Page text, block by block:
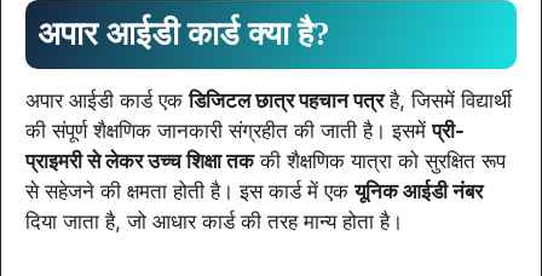
अपार आईडी कार्ड क्या है?
अपार आईडी कार्ड एकडिजिटल छात्र पहचान पत्रहै, जिसमें विद्यार्थी
की संपूर्ण शैक्षणिक जानकारी संग्रहीत की जाती है। इसमेंप्री-
प्राइमरी से लेकर उच्च शिक्षा तककी शैक्षणिक यात्रा को सुरक्षित रूप
से सहेजने की क्षमता होती है। इस कार्ड में एकयूनिक आईडी नंबर
दिया जाता है, जो आधार कार्ड की तरह मान्य होता है।